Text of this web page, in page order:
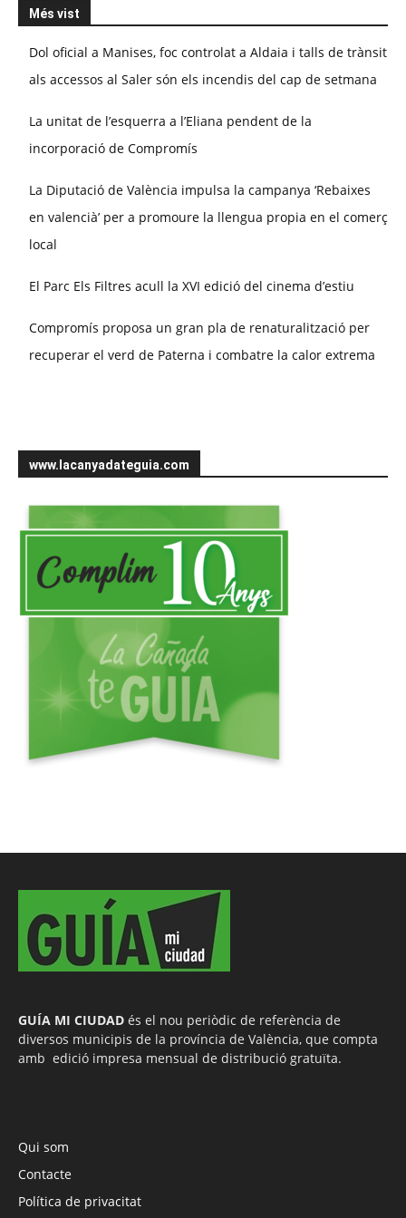
Més vist
Dol oficial a Manises, foc controlat a Aldaia i talls de trànsit
als accessos al Saler són els incendis del cap de setmana
La unitat de l’esquerra a l’Eliana pendent de la
incorporació de Compromís
La Diputació de València impulsa la campanya ‘Rebaixes
en valencià’ per a promoure la llengua propia en el comerç
local
El Parc Els Filtres acull la XVI edició del cinema d’estiu
Compromís proposa un gran pla de renaturalització per
recuperar el verd de Paterna i combatre la calor extrema
www.lacanyadateguia.com
GUÍA MI CIUDAD és el nou periòdic de referència de
diversos municipis de la província de València, que compta
amb edició impresa mensual de distribució gratuïta.
Qui som
Contacte
Política de privacitat